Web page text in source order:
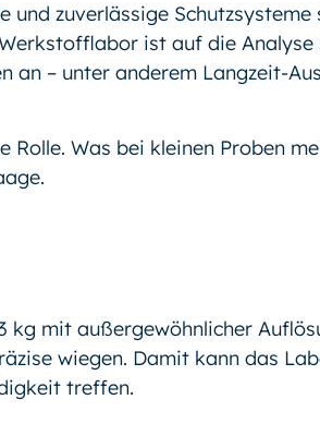
zuverlässige Schutzsysteme
ist auf die Analyse
– unter anderem Langzeit-
Was bei kleinen Proben
kg mit außergewöhnlicher
wiegen. Damit kann das
treffen.